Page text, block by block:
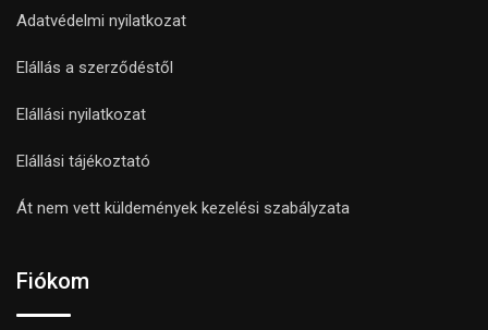
Adatvédelmi nyilatkozat
Elállás a szerződéstől
Elállási nyilatkozat
Elállási tájékoztató
Át nem vett küldemények kezelési szabályzata
Fiókom